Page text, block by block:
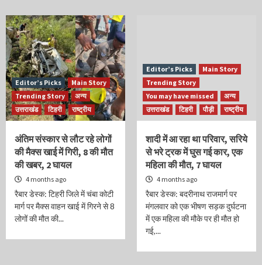
Editor’s Picks
Main Story
Trending Story
अन्य
उत्तराखंड
टिहरी राष्ट्रीय
अंतिम संस्कार से लौट रहे लोगों
की मैक्स खाई में गिरी, 8 की मौत
की खबर, 2 घायल
4 months ago
रैबार डेस्क: टिहरी जिले में चंबा कोटी
मार्ग पर मैक्स वाहन खाई में गिरने से 8
लोगों की मौत की...
Editor’s Picks
Main Story
Trending Story
You may have missed
अन्य
उत्तराखंड
टिहरी पौड़ी राष्ट्रीय
शादी में आ रहा था परिवार, सरिये
से भरे ट्रक में घुस गई कार, एक
महिला की मौत, 7 घायल
4 months ago
रैबार डेस्क: बदरीनाथ राजमार्ग पर
मंगलवार को एक भीषण सड़क दुर्घटना
में एक महिला की मौके पर ही मौत हो
गई,...